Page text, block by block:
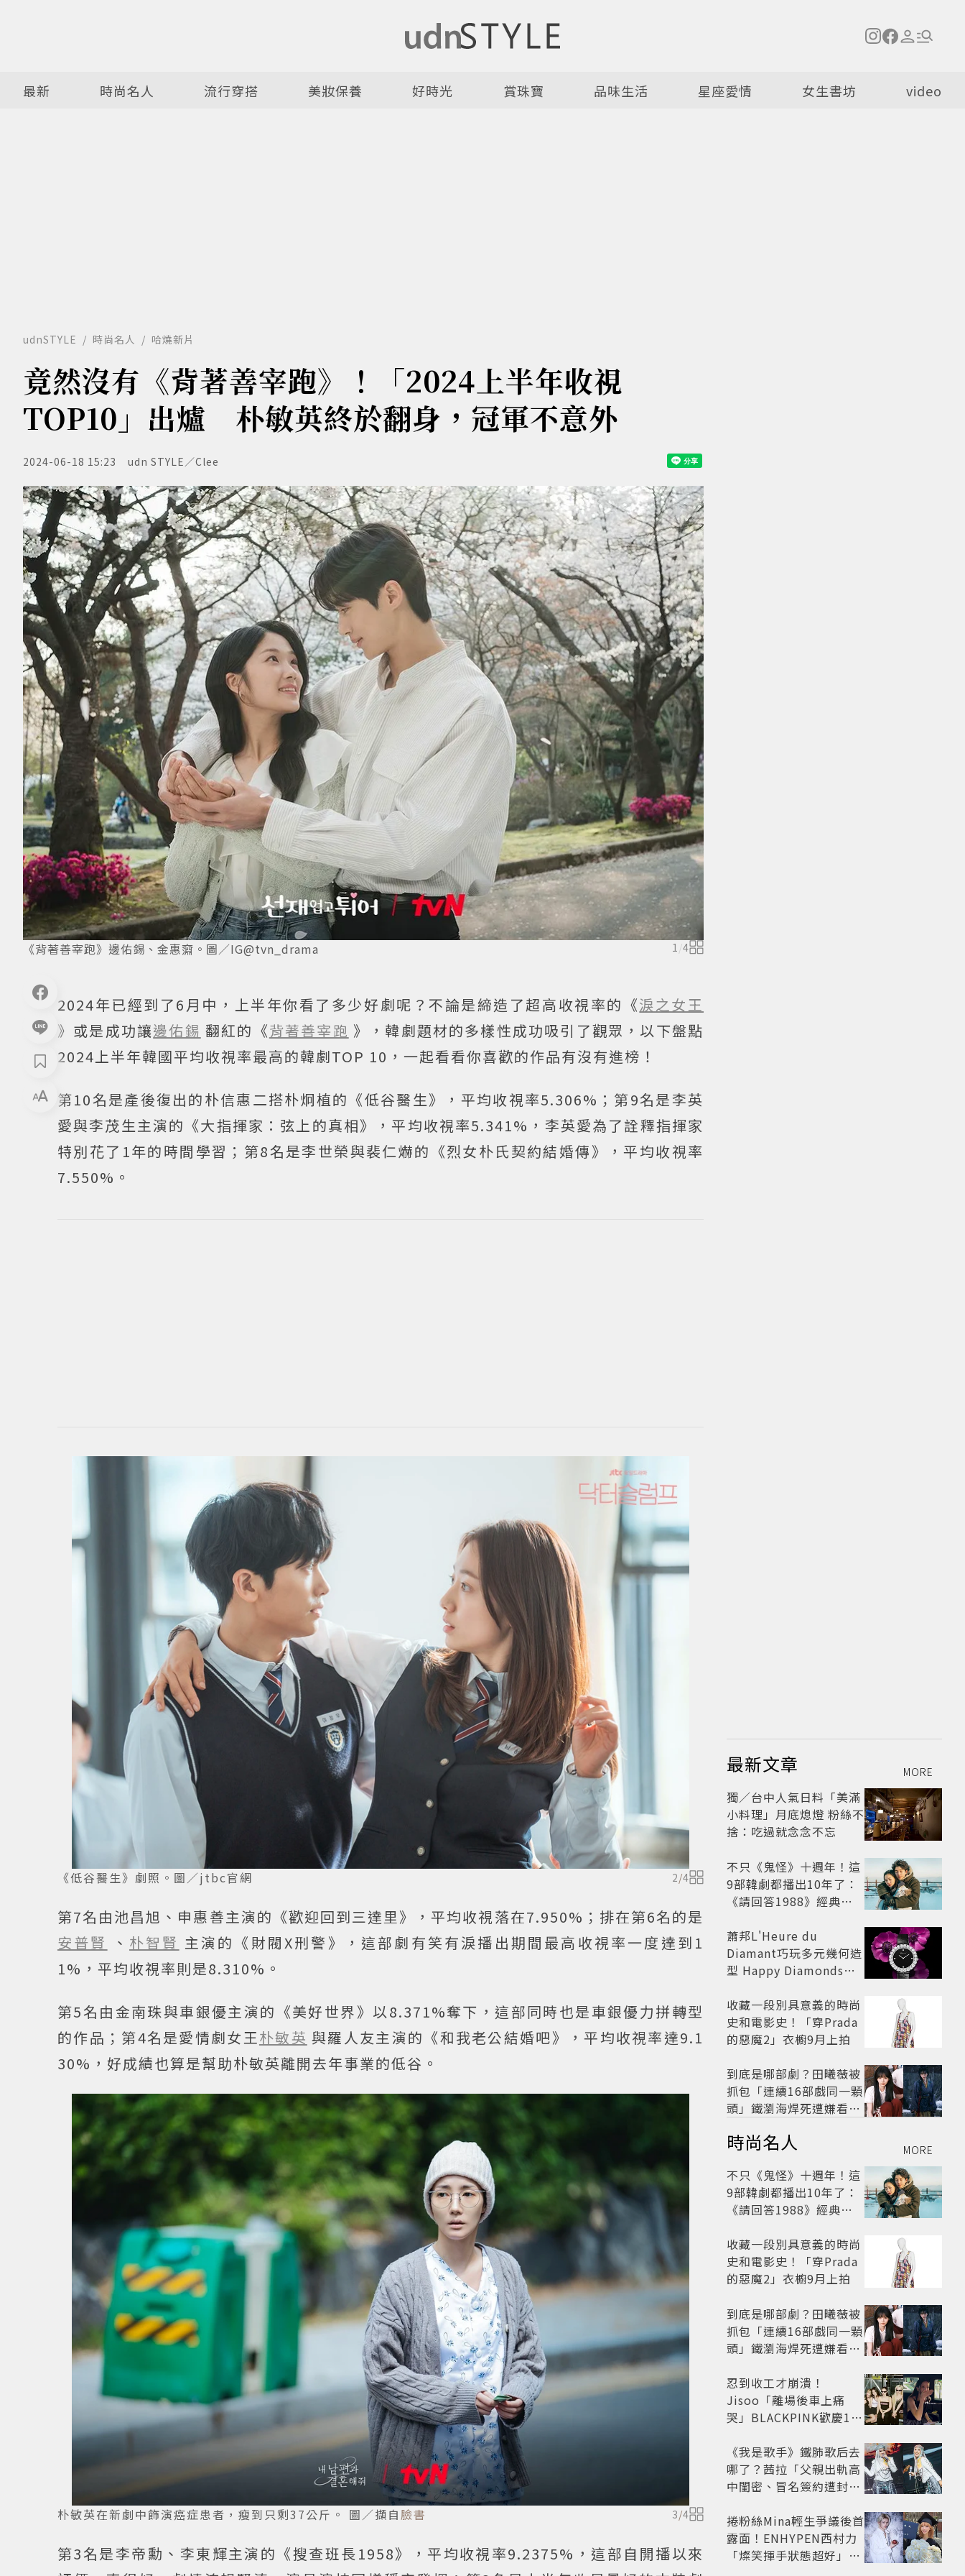
最新 時尚名人 流行穿搭 美妝保養 好時光 賞珠寶 品味生活 星座愛情 女生書坊 video
udnSTYLE 時尚名人 哈燒新片
竟然沒有《背著善宰跑》！「2024上半年收視
TOP10」出爐 朴敏英終於翻身，冠軍不意外
2024-06-18 15:23 udn STYLE／Clee
《背著善宰跑》邊佑錫、金惠奫。圖／IG@tvn_drama 1/4
2024年已經到了6月中，上半年你看了多少好劇呢？不論是締造了超高收視率的《淚之女王
》或是成功讓邊佑錫 翻紅的《背著善宰跑 》，韓劇題材的多樣性成功吸引了觀眾，以下盤點
2024上半年韓國平均收視率最高的韓劇TOP 10，一起看看你喜歡的作品有沒有進榜！
第10名是產後復出的朴信惠二搭朴炯植的《低谷醫生》，平均收視率5.306%；第9名是李英
愛與李茂生主演的《大指揮家：弦上的真相》，平均收視率5.341%，李英愛為了詮釋指揮家
特別花了1年的時間學習；第8名是李世榮與裴仁爀的《烈女朴氏契約結婚傳》，平均收視率
7.550%。
《低谷醫生》劇照。圖／jtbc官網 2/4
第7名由池昌旭、申惠善主演的《歡迎回到三達里》，平均收視落在7.950%；排在第6名的是
安普賢
、 朴智賢 主演的《財閥X刑警》，這部劇有笑有淚播出期間最高收視率一度達到1
1%，平均收視率則是8.310%。
第5名由金南珠與車銀優主演的《美好世界》以8.371%奪下，這部同時也是車銀優力拼轉型
的作品；第4名是愛情劇女王朴敏英 與羅人友主演的《和我老公結婚吧》，平均收視率達9.1
30%，好成績也算是幫助朴敏英離開去年事業的低谷。
朴敏英在新劇中飾演癌症患者，瘦到只剩37公斤。 圖／擷自 臉書 3/4
第3名是李帝勳、李東輝主演的《搜查班長1958》，平均收視率9.2375%，這部自開播以來
最新文章 MORE
獨／台中人氣日料「美滿
小料理」月底熄燈 粉絲不
捨：吃過就念念不忘
不只《鬼怪》十週年！這
9部韓劇都播出10年了：
《請回答1988》經典不
蕭邦L'Heure du
Diamant巧玩多元幾何造
型 Happy Diamonds歡
收藏一段別具意義的時尚
史和電影史！「穿Prada
的惡魔2」衣櫥9月上拍
到底是哪部劇？田曦薇被
抓包「連續16部戲同一顆
頭」鐵瀏海焊死遭嫌看膩
時尚名人 MORE
不只《鬼怪》十週年！這
9部韓劇都播出10年了：
《請回答1988》經典不
收藏一段別具意義的時尚
史和電影史！「穿Prada
的惡魔2」衣櫥9月上拍
到底是哪部劇？田曦薇被
抓包「連續16部戲同一顆
頭」鐵瀏海焊死遭嫌看膩
忍到收工才崩潰！
Jisoo「離場後車上痛
哭」BLACKPINK歡慶10
超心疼
《我是歌手》鐵肺歌后去
哪了？茜拉「父親出軌高
中閨密、冒名簽約遭封
光
捲粉絲Mina輕生爭議後首
露面！ENHYPEN西村力
「燦笑揮手狀態超好」又